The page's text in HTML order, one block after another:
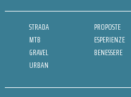
STRADA
MTB
GRAVEL
URBAN
PROPOSTE
ESPERIENZE
BENESSERE